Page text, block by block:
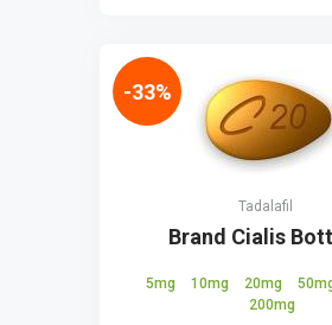
Tadalafil
Brand Cialis
5mg 10mg 20mg
200mg
-33%